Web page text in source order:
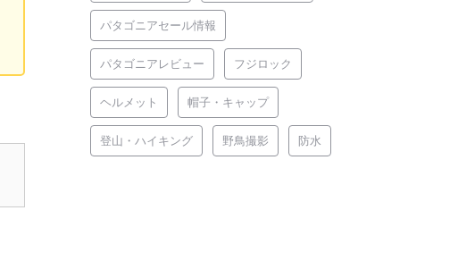
パタゴニアセール情報
パタゴニアレビュー フジロック
ヘルメット 帽子・キャップ
登山・ハイキング 野鳥撮影 防水